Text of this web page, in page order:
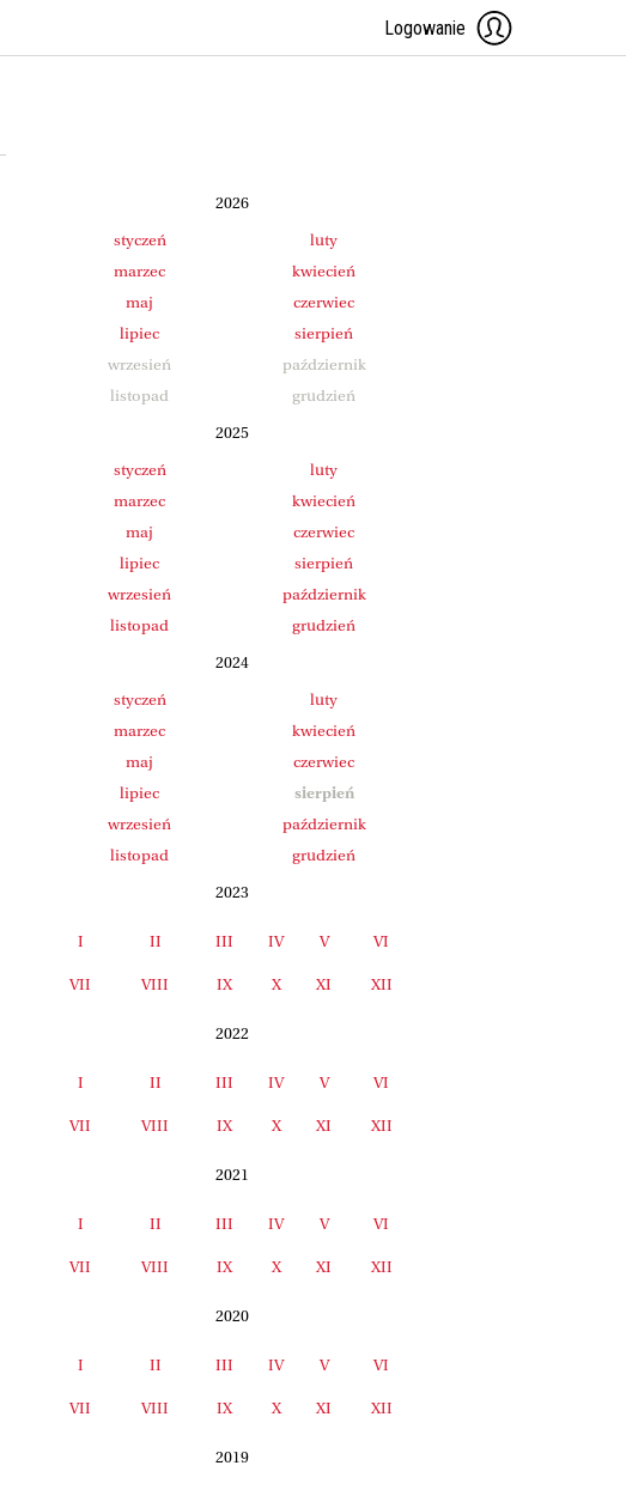
Logowanie
2026
styczeń
luty
marzec
kwiecień
maj
czerwiec
lipiec
sierpień
wrzesień
październik
listopad
grudzień
2025
styczeń
luty
marzec
kwiecień
maj
czerwiec
lipiec
sierpień
wrzesień
październik
listopad
grudzień
2024
styczeń
luty
marzec
kwiecień
maj
czerwiec
lipiec
sierpień
wrzesień
październik
listopad
grudzień
2023
I II III IV V VI
VII VIII IX X XI XII
2022
I II III IV V VI
VII VIII IX X XI XII
2021
I II III IV V VI
VII VIII IX X XI XII
2020
I II III IV V VI
VII VIII IX X XI XII
2019